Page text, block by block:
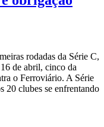
rodadas da Série C,
de abril, cinco da
o Ferroviário. A Série
20 clubes se enfrentando